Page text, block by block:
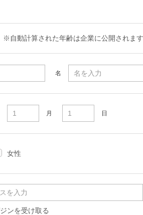
※自動計算された年齢は企業に公開されま
名
月 日
女性
ンを受け取る